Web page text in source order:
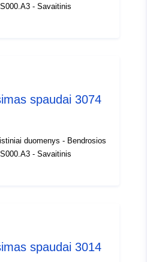
]
Q23463#ID
01 January 2004
- Savaitinis
spaudai 3074
duomenys - Bendrosios
- Savaitinis
spaudai 3014